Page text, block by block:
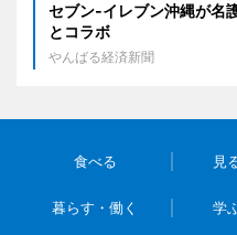
セブン‐イレブン沖縄が名
とコラボ
やんばる経済新聞
食べる 見
暮らす・働く 学